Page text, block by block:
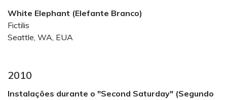
White Elephant (Elefante Branco)
Fictilis
Seattle, WA, EUA
2010
Instalações durante o "Second Saturday" (Segundo